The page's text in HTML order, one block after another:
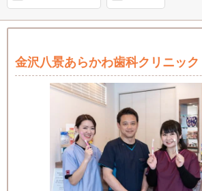
金沢八景あらかわ歯科クリニック